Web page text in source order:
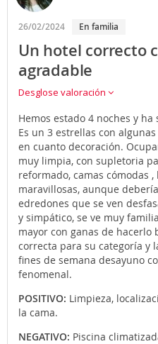
26/02/2024 En familia
Un hotel correcto
agradable
Desglose valoración
Hemos estado 4 noches y
Es un 3 estrellas con
en cuanto decoración.
muy limpia, con supletoria
reformado, camas cómodas
maravillosas, aunque
edredones que se ven
y simpático, se ve muy
mayor con ganas de
correcta para su categoría y
fines de semana desayuno
fenomenal.
POSITIVO: Limpieza,
la cama.
NEGATIVO: Piscina